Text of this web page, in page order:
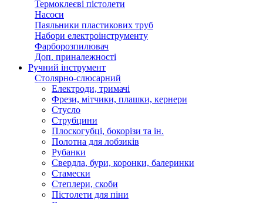
газонокосарки, бензопили
Аксесуари для бензопил і мотокос
Мийки високого тиску
Термоклеєві пістолети
Насоси
Паяльники пластикових труб
Набори електроінструменту
Фарборозпилювач
Доп. приналежності
Ручний інструмент
Столярно-слюсарний
Електроди, тримачі
Фрези, мітчики, плашки, кернери
Стусло
Струбцини
Плоскогубці, бокорізи та ін.
Полотна для лобзиків
Рубанки
Свердла, бури, коронки, балеринки